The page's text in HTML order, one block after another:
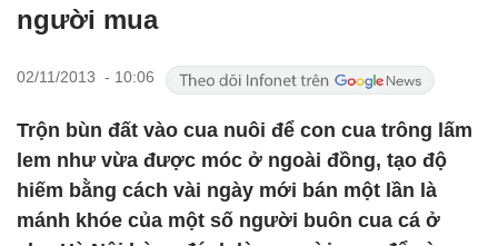
người mua
02/11/2013 - 10:06
Trộn bùn đất vào cua nuôi để con cua trông lấm
lem như vừa được móc ở ngoài đồng, tạo độ
hiếm bằng cách vài ngày mới bán một lần là
mánh khóe của một số người buôn cua cá ở